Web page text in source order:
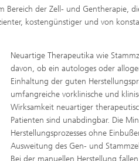
Bereich der Zell- und Gentherapie,
kostengünstiger und von
Neuartige Therapeutika wie
davon, ob ein autologes oder
Einhaltung der guten
umfangreiche vorklinische und
Wirksamkeit neuartiger
Patienten sind unabdingbar. Die
Herstellungsprozesses ohne
Ausweitung des Gen- und
Bei der manuellen Herstellung